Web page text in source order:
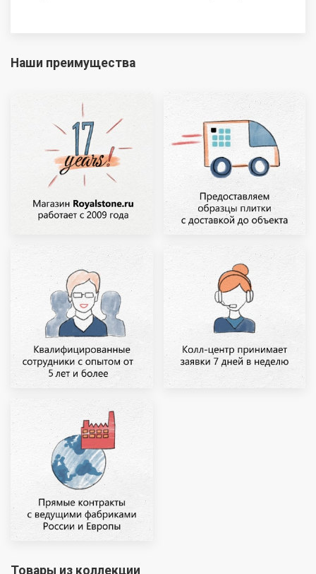
Наши преимущества
Товары из коллекции